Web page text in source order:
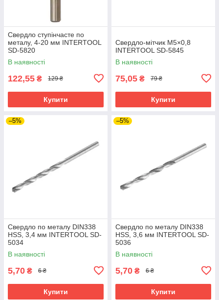
Свердло ступінчасте по
металу, 4-20 мм INTERTOOL
SD-5820
В наявності
122,55 ₴ 129 ₴
Купити
Свердло-мітчик M5×0,8
INTERTOOL SD-5845
В наявності
75,05 ₴ 79 ₴
Купити
–5%
Свердло по металу DIN338
HSS, 3,4 мм INTERTOOL SD-
5034
В наявності
5,70 ₴ 6 ₴
Купити
–5%
Свердло по металу DIN338
HSS, 3,6 мм INTERTOOL SD-
5036
В наявності
5,70 ₴ 6 ₴
Купити